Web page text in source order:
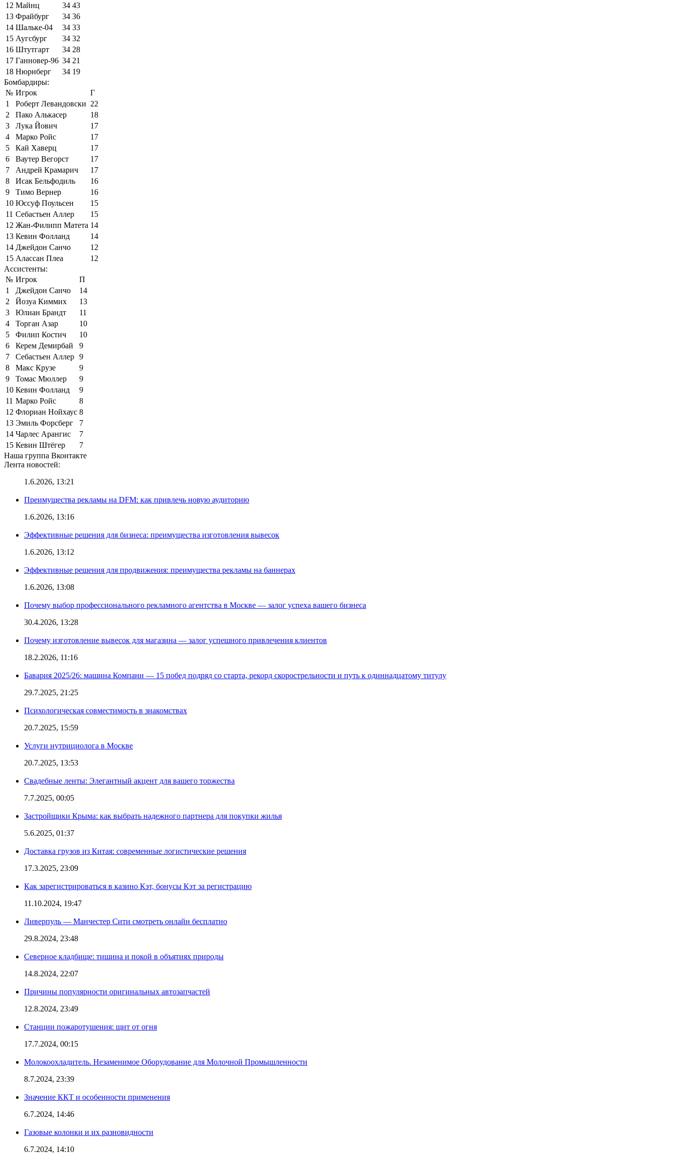
12 Майнц 34 43
13 Фрайбург 34 36
14 Шальке-04 34 33
15 Аугсбург 34 32
16 Штутгарт 34 28
17 Ганновер-96 34 21
18 Нюрнберг 34 19
Бомбардиры:
№ Игрок
Г
1
Роберт Левандовски 22
2
Пако Алькасер
18
3
Лука Йович
17
4
Марко Ройс
17
5
Кай Хаверц
17
6
Ваутер Вегорст
17
7
Андрей Крамарич
17
8
Исак Бельфодиль
16
9
Тимо Вернер
16
10 Юссуф Поульсен
15
11 Себастьен Аллер
15
12 Жан-Филипп Матета 14
13 Кевин Фолланд
14
14 Джейдон Санчо
12
15 Алассан Плеа
12
Ассистенты:
№ Игрок
П
1
Джейдон Санчо
14
2
Йозуа Киммих
13
3
Юлиан Брандт
11
4
Торган Азар
10
5
Филип Костич
10
6
Керем Демирбай
9
7
Себастьен Аллер 9
8
Макс Крузе
9
9
Томас Мюллер
9
10 Кевин Фолланд
9
11 Марко Ройс
8
12 Флориан Нойхаус 8
13 Эмиль Форсберг
7
14 Чарлес Арангис
7
15 Кевин Штёгер
7
Наша группа Вконтакте
Лента новостей:
1.6.2026, 13:21
Преимущества рекламы на DFM: как привлечь новую аудиторию
1.6.2026, 13:16
Эффективные решения для бизнеса: преимущества изготовления вывесок
1.6.2026, 13:12
Эффективные решения для продвижения: преимущества рекламы на баннерах
1.6.2026, 13:08
Почему выбор профессионального рекламного агентства в Москве — залог успеха вашего бизнеса
30.4.2026, 13:28
Почему изготовление вывесок для магазина — залог успешного привлечения клиентов
18.2.2026, 11:16
Бавария 2025/26: машина Компани — 15 побед подряд со старта, рекорд скорострельности и путь к одиннадцатому титулу
29.7.2025, 21:25
Психологическая совместимость в знакомствах
20.7.2025, 15:59
Услуги нутрициолога в Москве
20.7.2025, 13:53
Свадебные ленты: Элегантный акцент для вашего торжества
7.7.2025, 00:05
Застройщики Крыма: как выбрать надежного партнера для покупки жилья
5.6.2025, 01:37
Доставка грузов из Китая: современные логистические решения
17.3.2025, 23:09
Как зарегистрироваться в казино Кэт, бонусы Кэт за регистрацию
11.10.2024, 19:47
Ливерпуль — Манчестер Сити смотреть онлайн бесплатно
29.8.2024, 23:48
Северное кладбище: тишина и покой в объятиях природы
14.8.2024, 22:07
Причины популярности оригинальных автозапчастей
12.8.2024, 23:49
Станции пожаротушения: щит от огня
17.7.2024, 00:15
Молокоохладитель. Незаменимое Оборудование для Молочной Промышленности
8.7.2024, 23:39
Значение ККТ и особенности применения
6.7.2024, 14:46
Газовые колонки и их разновидности
6.7.2024, 14:10